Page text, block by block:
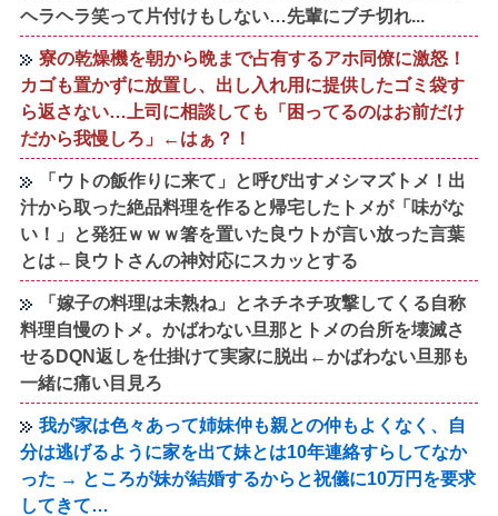
ヘラヘラ笑って片付けもしない…先輩にブチ切れ...
寮の乾燥機を朝から晩まで占有するアホ同僚に激怒！
カゴも置かずに放置し、出し入れ用に提供したゴミ袋す
ら返さない…上司に相談しても「困ってるのはお前だけ
だから我慢しろ」←はぁ？！
「ウトの飯作りに来て」と呼び出すメシマズトメ！出
汁から取った絶品料理を作ると帰宅したトメが「味がな
い！」と発狂ｗｗｗ箸を置いた良ウトが言い放った言葉
とは←良ウトさんの神対応にスカッとする
「嫁子の料理は未熟ね」とネチネチ攻撃してくる自称
料理自慢のトメ。かばわない旦那とトメの台所を壊滅さ
せるDQN返しを仕掛けて実家に脱出←かばわない旦那も
一緒に痛い目見ろ
我が家は色々あって姉妹仲も親との仲もよくなく、自
分は逃げるように家を出て妹とは10年連絡すらしてなか
った → ところが妹が結婚するからと祝儀に10万円を要求
してきて…